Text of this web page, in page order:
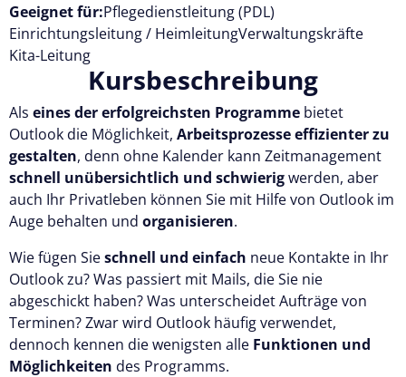
Geeignet für:Pflegedienstleitung (PDL)
Einrichtungsleitung / HeimleitungVerwaltungskräfte
Kita-Leitung
Kursbeschreibung
Als eines der erfolgreichsten Programme bietet
Outlook die Möglichkeit, Arbeitsprozesse effizienter zu
gestalten, denn ohne Kalender kann Zeitmanagement
schnell unübersichtlich und schwierigwerden, aber
auch Ihr Privatleben können Sie mit Hilfe von Outlook im
Auge behalten und organisieren.
Wie fügen Sieschnell und einfach neue Kontakte in Ihr
Outlook zu? Was passiert mit Mails, die Sie nie
abgeschickt haben? Was unterscheidet Aufträge von
Terminen? Zwar wird Outlook häufig verwendet,
dennoch kennen die wenigsten alle Funktionen und
Möglichkeiten des Programms.